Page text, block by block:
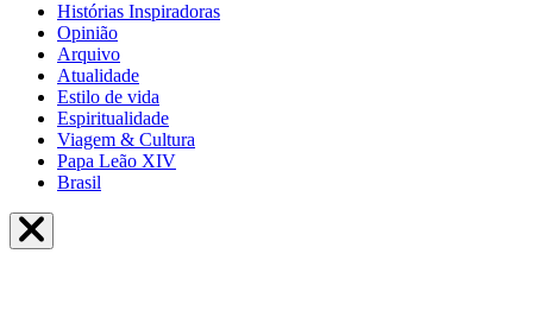
Histórias Inspiradoras
Opinião
Arquivo
Atualidade
Estilo de vida
Espiritualidade
Viagem & Cultura
Papa Leão XIV
Brasil